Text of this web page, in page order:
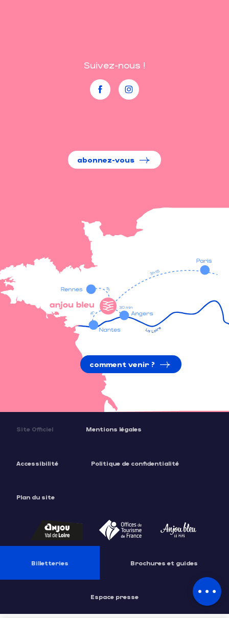
par email
Suivez-nous !
abonnez-vous
comment venir ?
Site Officiel Mentions légales
Accessibilité Politique de confidentialité
Plan du site
Billetteries Brochures et guides
Espace presse